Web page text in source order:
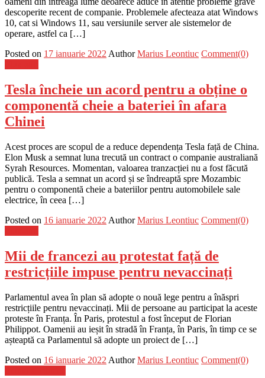
descoperite recent de companie. Problemele afecteaza atat Windows
10, cat si Windows 11, sau versiunile server ale sistemelor de
operare, astfel ca […]
Posted on 17 ianuarie 2022 Author Marius Leontiuc Comment(0)
Tesla încheie un acord pentru a obține o
componentă cheie a bateriei în afara
Chinei
Acest proces are scopul de a reduce dependența Tesla față de China.
Elon Musk a semnat luna trecută un contract o companie australiană
Syrah Resources. Momentan, valoarea tranzacției nu a fost făcută
publică. Tesla a semnat un acord și se îndreaptă spre Mozambic
pentru o componentă cheie a bateriilor pentru automobilele sale
electrice, în ceea […]
Posted on 16 ianuarie 2022 Author Marius Leontiuc Comment(0)
Mii de francezi au protestat față de
restricțiile impuse pentru nevaccinați
Parlamentul avea în plan să adopte o nouă lege pentru a înăspri
restricțiile pentru nevaccinați. Mii de persoane au participat la aceste
proteste în Franța. În Paris, protestul a fost început de Florian
Philippot. Oamenii au ieșit în stradă în Franța, în Paris, în timp ce se
așteaptă ca Parlamentul să adopte un proiect de […]
Posted on 16 ianuarie 2022 Author Marius Leontiuc Comment(0)